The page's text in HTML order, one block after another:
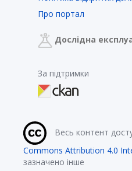
Про портал
Дослідна
За підтримки
Весь контент
Commons Attribution 4.0
зазначено інше